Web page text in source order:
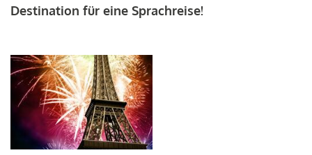
Destination für eine Sprachreise!